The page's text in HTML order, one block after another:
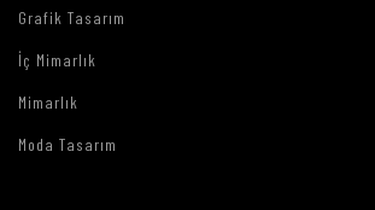
Grafik Tasarım
İç Mimarlık
Mimarlık
Moda Tasarım